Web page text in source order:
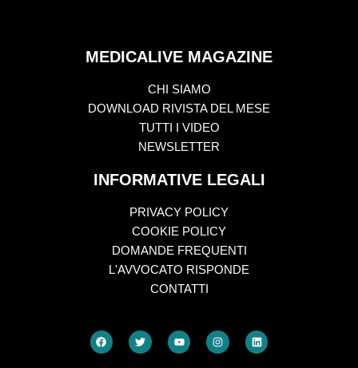
MEDICALIVE MAGAZINE
CHI SIAMO
DOWNLOAD RIVISTA DEL MESE
TUTTI I VIDEO
NEWSLETTER
INFORMATIVE LEGALI
PRIVACY POLICY
COOKIE POLICY
DOMANDE FREQUENTI
L'AVVOCATO RISPONDE
CONTATTI